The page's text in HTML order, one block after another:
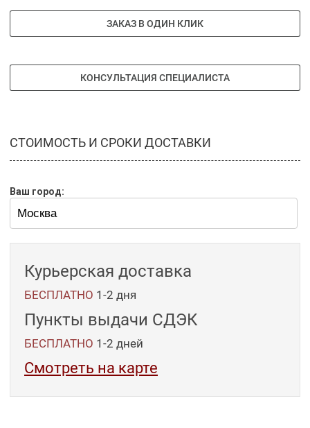
ЗАКАЗ В ОДИН КЛИК
КОНСУЛЬТАЦИЯ СПЕЦИАЛИСТА
СТОИМОСТЬ И СРОКИ ДОСТАВКИ
Ваш город:
Курьерская доставка
БЕСПЛАТНО 1-2 дня
Пункты выдачи СДЭК
БЕСПЛАТНО 1-2 дней
Смотреть на карте